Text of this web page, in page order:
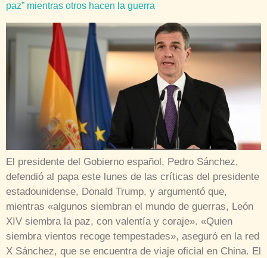
paz” mientras otros hacen la guerra
El presidente del Gobierno español, Pedro Sánchez,
defendió al papa este lunes de las críticas del presidente
estadounidense, Donald Trump, y argumentó que,
mientras «algunos siembran el mundo de guerras, León
XIV siembra la paz, con valentía y coraje». «Quien
siembra vientos recoge tempestades», aseguró en la red
X Sánchez, que se encuentra de viaje oficial en China. El